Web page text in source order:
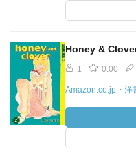
Honey &
1 0.00
Amazon.co.jp・洋